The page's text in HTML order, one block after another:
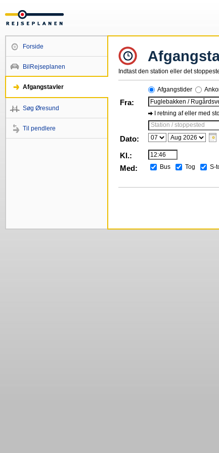
Forside
BilRejseplanen
Afgangstavler
Søg Øresund
Til pendlere
Indtast den station eller det
Afgangstider
Fra:
I retning af eller med
Station / stoppested
Dato:
Kl.:
Med:
Bus Tog S-